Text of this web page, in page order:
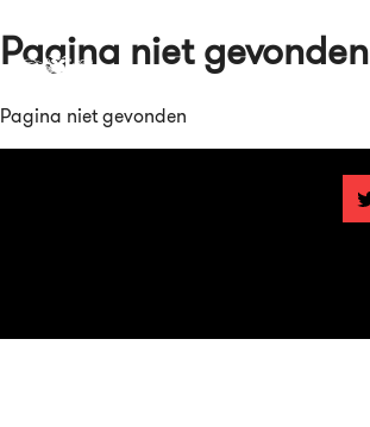
Pagina niet gevonden
Pagina niet gevonden